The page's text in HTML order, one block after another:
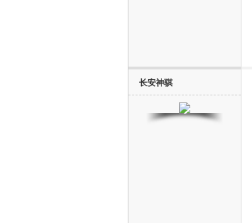
长安神骐